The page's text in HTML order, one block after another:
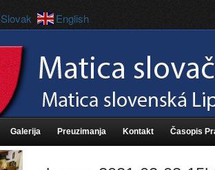
Galerija Preuzimanja Kontakt Časopis
Slovak English